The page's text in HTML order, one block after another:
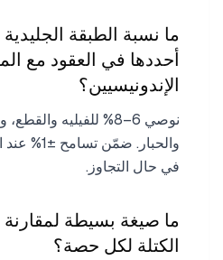
ما نسبة الطبقة
أحددها في العقود مع
الإندونيسيين؟
والحبار.
في حال التجاوز.
الكتلة لكل حصة؟